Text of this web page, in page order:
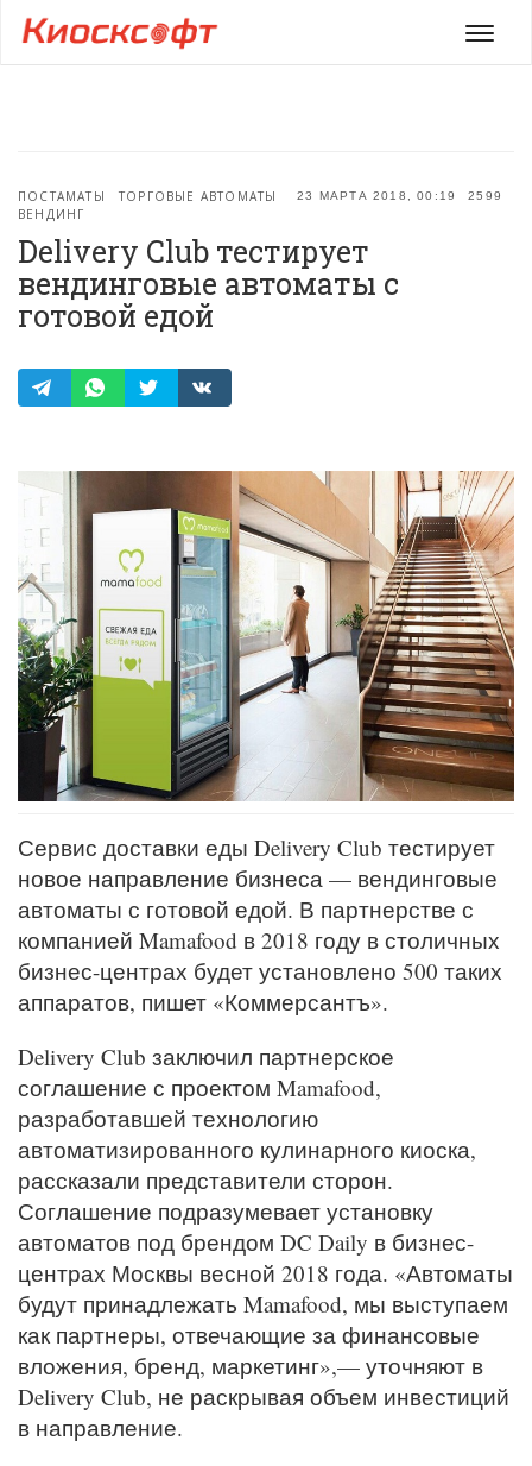
Меню
23 МАРТА 2018, 00:19 2599
ПОСТАМАТЫ
ТОРГОВЫЕ АВТОМАТЫ
ВЕНДИНГ
Delivery Club тестирует
вендинговые автоматы с
готовой едой
Сервис доставки еды Delivery Club тестирует
новое направление бизнеса — вендинговые
автоматы с готовой едой. В партнерстве с
компанией Mamafood в 2018 году в столичных
бизнес-центрах будет установлено 500 таких
аппаратов, пишет «Коммерсантъ».
Delivery Club заключил партнерское
соглашение с проектом Mamafood,
разработавшей технологию
автоматизированного кулинарного киоска,
рассказали представители сторон.
Соглашение подразумевает установку
автоматов под брендом DC Daily в бизнес-
центрах Москвы весной 2018 года. «Автоматы
будут принадлежать Mamafood, мы выступаем
как партнеры, отвечающие за финансовые
вложения, бренд, маркетинг»,— уточняют в
Delivery Club, не раскрывая объем инвестиций
в направление.